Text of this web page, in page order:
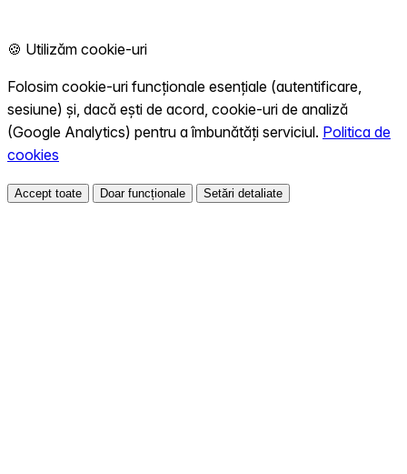
🍪 Utilizăm cookie-uri
Folosim cookie-uri funcționale esențiale (autentificare,
sesiune) și, dacă ești de acord, cookie-uri de analiză
(Google Analytics) pentru a îmbunătăți serviciul. Politica de
cookies
Accept toate Doar funcționale Setări detaliate